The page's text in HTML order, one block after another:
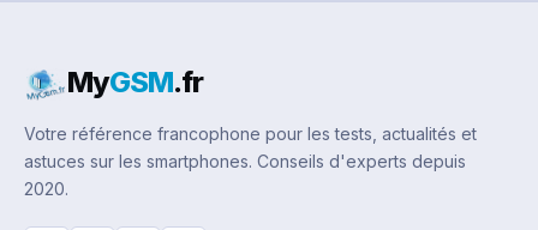
MyGSM.fr
Votre référence francophone pour les tests, actualités et
astuces sur les smartphones. Conseils d'experts depuis
2020.